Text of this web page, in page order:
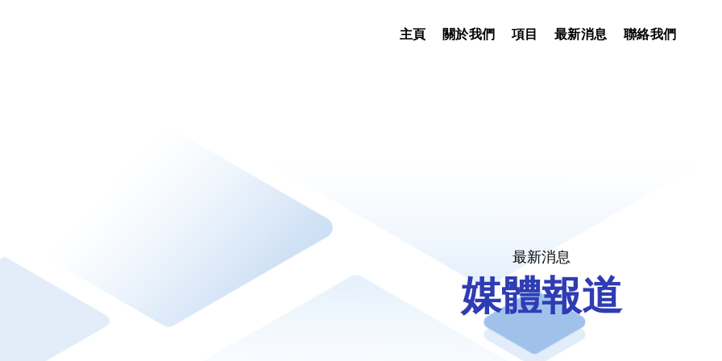
主頁 關於我們 項目 最新消息 聯絡我們
最新消息
媒體報道